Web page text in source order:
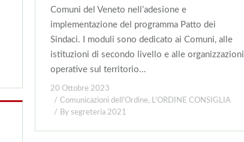
Comuni del Veneto nell’adesione e
implementazione del programma Patto dei
Sindaci. I moduli sono dedicato ai Comuni, alle
istituzioni di secondo livello e alle organizzazioni
operative sul territorio…
20 Ottobre 2023
Comunicazioni dell'Ordine, L'ORDINE CONSIGLIA
By segreteria 2021